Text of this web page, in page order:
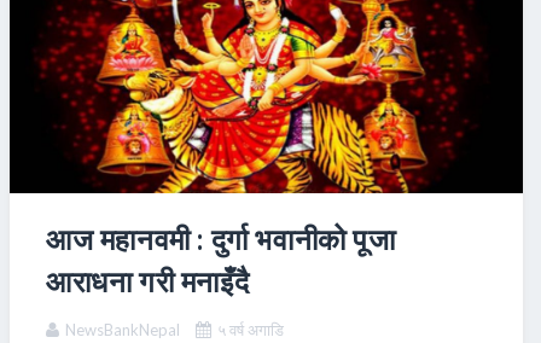
आज महानवमी : दुर्गा भवानीको पूजा
आराधना गरी मनाइँदै
NewsBankNepal ५ वर्ष अगाडि